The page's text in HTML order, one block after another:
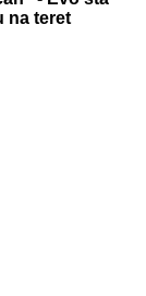
na teret